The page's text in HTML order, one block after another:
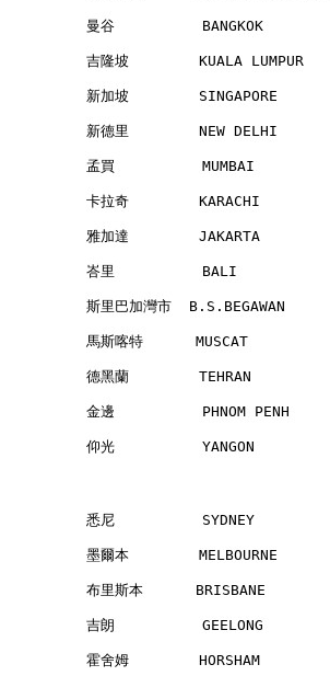
曼谷          BANGKOK
吉隆坡        KUALA LUMPUR
新加坡        SINGAPORE
新德里        NEW
孟買          MUMBAI
卡拉奇        KARACHI
雅加達        JAKARTA
峇里          BALI
斯里巴加灣市
馬斯喀特      MUSCAT
德黑蘭        TEHRAN
金邊          PHNOM
仰光          YANGON
悉尼          SYDNEY
墨爾本        MELBOURNE
布里斯本      BRISBANE
吉朗          GEELONG
霍舍姆        HORSHAM